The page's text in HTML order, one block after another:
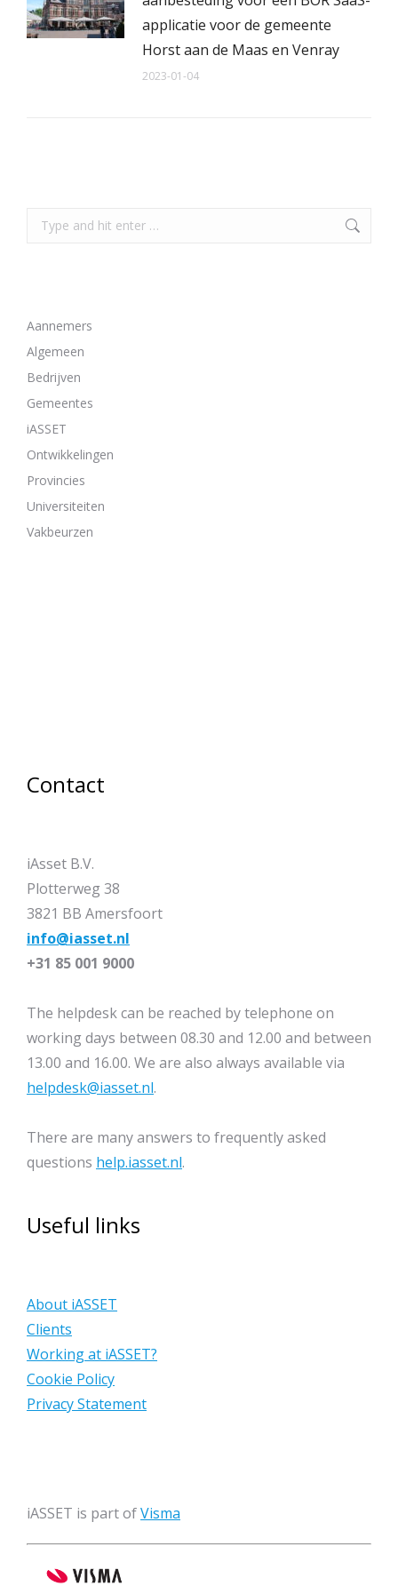
applicatie voor de gemeente
Horst aan de Maas en Venray
2023-01-04
Search:
Aannemers
Algemeen
Bedrijven
Gemeentes
iASSET
Ontwikkelingen
Provincies
Universiteiten
Vakbeurzen
Contact
iAsset B.V.
Plotterweg 38
3821 BB Amersfoort
info@iasset.nl
+31 85 001 9000
The helpdesk can be reached by telephone on
working days between 08.30 and 12.00 and between
13.00 and 16.00. We are also always available via
helpdesk@iasset.nl.
There are many answers to frequently asked
questions help.iasset.nl.
Useful links
About iASSET
Clients
Working at iASSET?
Cookie Policy
Privacy Statement
iASSET is part ofVisma